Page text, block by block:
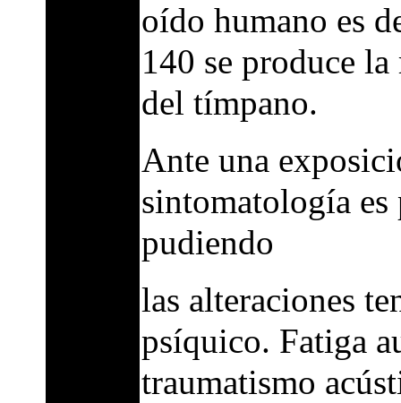
oído humano es
140 se produce
del tímpano.
Ante una
sintomatología es
pudiendo
las alteraciones
psíquico. Fatiga
traumatismo